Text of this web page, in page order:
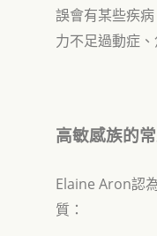
誤會有某些疾
力不足過動症
高敏感族的
Elaine Aron認
質：